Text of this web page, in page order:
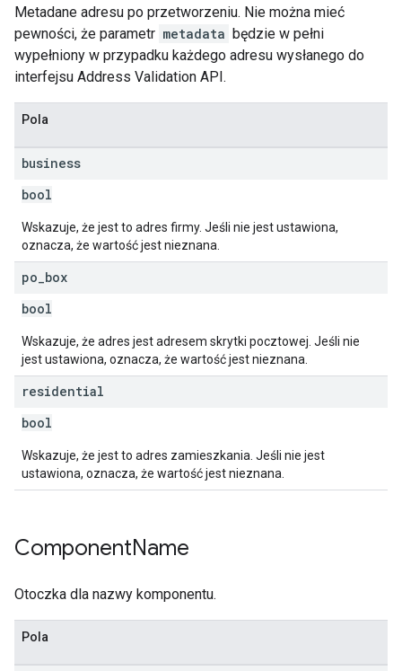
Metadane adresu po przetworzeniu. Nie można mieć
pewności, że parametr metadata będzie w pełni
wypełniony w przypadku każdego adresu wysłanego do
interfejsu Address Validation API.
Pola
business
bool
Wskazuje, że jest to adres firmy. Jeśli nie jest ustawiona,
oznacza, że wartość jest nieznana.
po box
bool
Wskazuje, że adres jest adresem skrytki pocztowej. Jeśli nie
jest ustawiona, oznacza, że wartość jest nieznana.
residential
bool
Wskazuje, że jest to adres zamieszkania. Jeśli nie jest
ustawiona, oznacza, że wartość jest nieznana.
ComponentName
Otoczka dla nazwy komponentu.
Pola